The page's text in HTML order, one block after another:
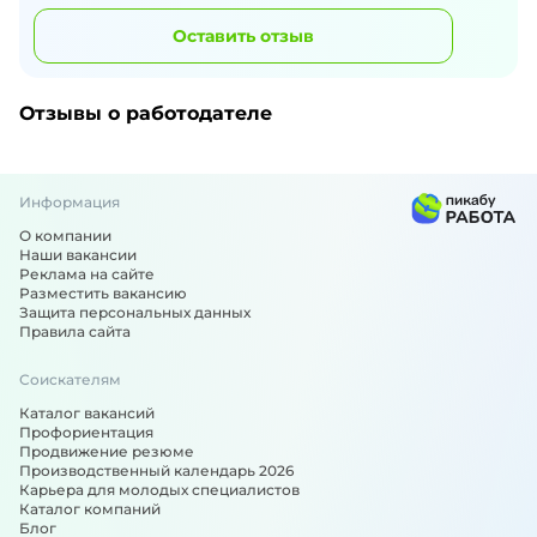
Оставить отзыв
Отзывы о работодателе
Информация
О компании
Наши вакансии
Реклама на сайте
Разместить вакансию
Защита персональных данных
Правила сайта
Соискателям
Каталог вакансий
Профориентация
Продвижение резюме
Производственный календарь 2026
Карьера для молодых специалистов
Каталог компаний
Блог